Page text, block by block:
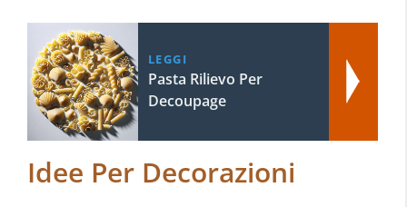
LEGGI
Pasta Rilievo Per
Decoupage
Idee Per Decorazioni